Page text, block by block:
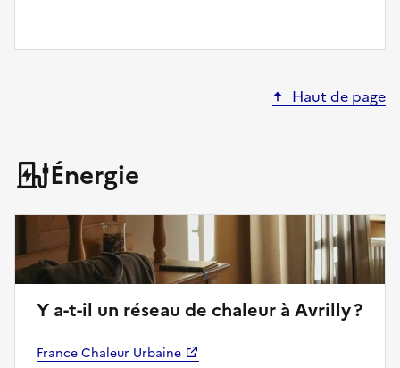
Haut de page
Énergie
Y a-t-il un réseau de chaleur à Avrilly ?
France Chaleur Urbaine